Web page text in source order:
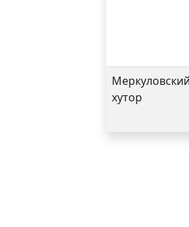
Меркуловский
хутор